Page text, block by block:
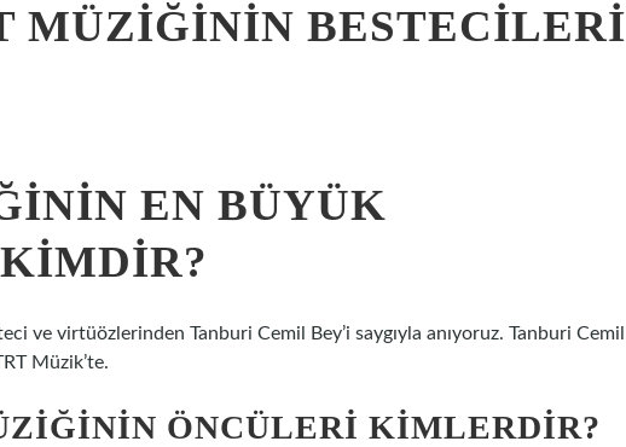
MÜZIĞININ BESTECILERI
EN BÜYÜK
ve virtüözlerinden Tanburi Cemil Bey’i saygıyla anıyoruz. Tanburi Cemil
Müzik’te.
ÖNCÜLERI KIMLERDIR?